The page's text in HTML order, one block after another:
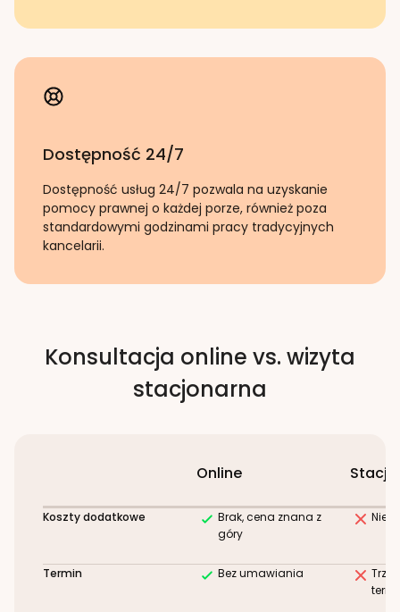
Dostępność 24/7
Dostępność usług 24/7 pozwala na uzyskanie
pomocy prawnej o każdej porze, również poza
standardowymi godzinami pracy tradycyjnych
kancelarii.
Konsultacja online vs. wizyta
stacjonarna
Online
Koszty dodatkowe
Brak, cena znana z
góry
Termin Bez umawiania